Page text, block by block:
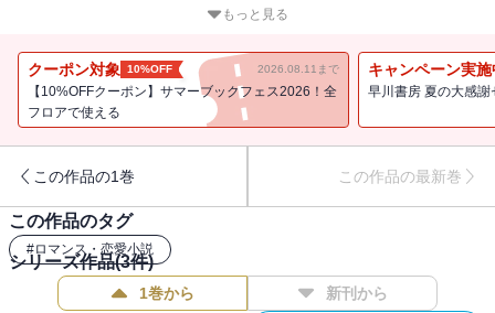
られたと感じてしまう。ふたりは本当の愛にたどり着くことができ
もっと見る
クーポン対象 10%OFF 2026.08.11まで
【10%OFFクーポン】サマーブックフェス2026！全
フロアで使える
キャンペーン実施
早川書房 夏の大感謝
この作品の1巻 この作品の最新巻
この作品のタグ
#ロマンス・恋愛小説
シリーズ作品(3件)
1巻から 新刊から